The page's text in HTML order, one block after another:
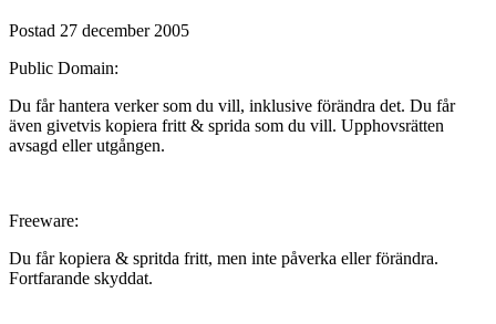
Postad 27 december 2005
Public Domain:
Du får hantera verker som du vill, inklusive förändra det. Du får
även givetvis kopiera fritt & sprida som du vill. Upphovsrätten
avsagd eller utgången.
Freeware:
Du får kopiera & spritda fritt, men inte påverka eller förändra.
Fortfarande skyddat.